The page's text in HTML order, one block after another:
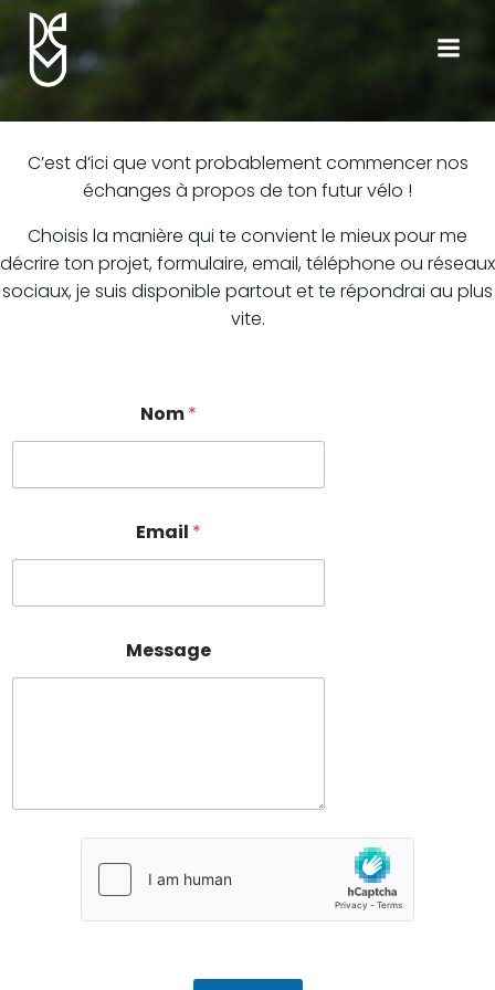
C’est d’ici que vont probablement commencer nos
échanges à propos de ton futur vélo !
Choisis la manière qui te convient le mieux pour me
décrire ton projet, formulaire, email, téléphone ou réseaux
sociaux, je suis disponible partout et te répondrai au plus
vite.
Nom*
Email *
Message